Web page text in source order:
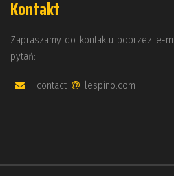
Kontakt
Zapraszamy do kontaktu poprzez e-
pytań:
contact lespino.com